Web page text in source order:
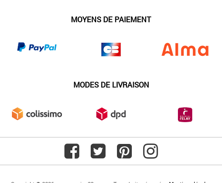
MOYENS DE PAIEMENT
MODES DE LIVRAISON